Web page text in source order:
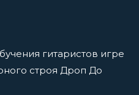
гитаристов игре
строя Дроп До